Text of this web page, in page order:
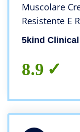
Muscolare
Resistente E
Calma Piedi,
5kind
8.9